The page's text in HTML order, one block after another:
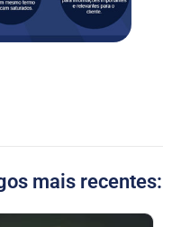
mais recentes: